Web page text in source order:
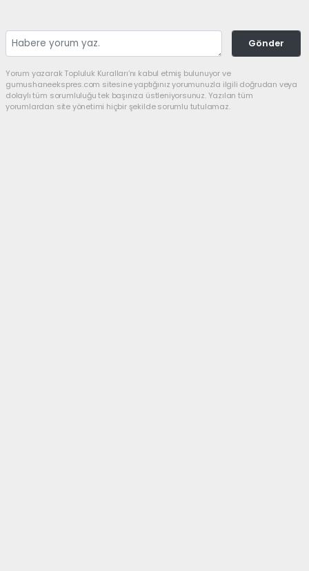
Gönder
Yorum yazarak Topluluk Kuralları’nı kabul etmiş bulunuyor ve
gumushaneekspres.com sitesine yaptığınız yorumunuzla ilgili doğrudan veya
dolaylı tüm sorumluluğu tek başınıza üstleniyorsunuz. Yazılan tüm
yorumlardan site yönetimi hiçbir şekilde sorumlu tutulamaz.